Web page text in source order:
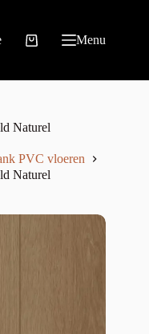
Menu
Naturel
PVC vloeren
Naturel